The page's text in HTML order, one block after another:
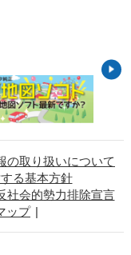
の取り扱いについて
る基本方針
社会的勢力排除宣言
ップ